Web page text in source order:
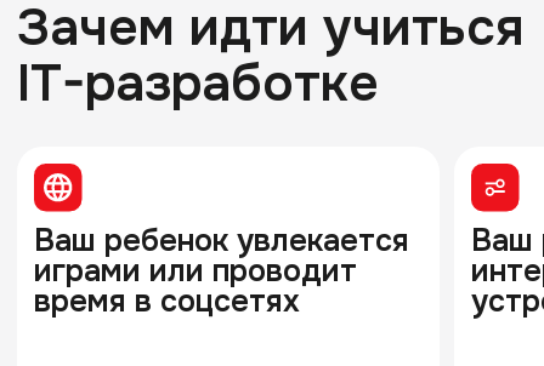
05/08 апреля
cтарт обучения
Ноябрь 2025
окончание обучения
длительность
обучения
90/150 минут
длительность
вебинара
15 человек
в одной группе